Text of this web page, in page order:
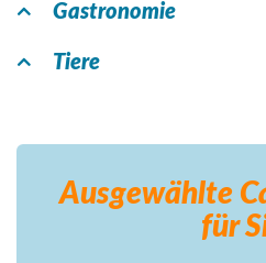
Gastronomie
Tiere
Ausgewählte
für